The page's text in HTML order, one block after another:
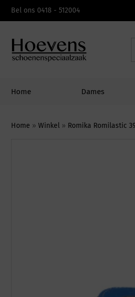
Bel ons 0418 - 512004
Home Dames
Home » Winkel » Romika Romilastic